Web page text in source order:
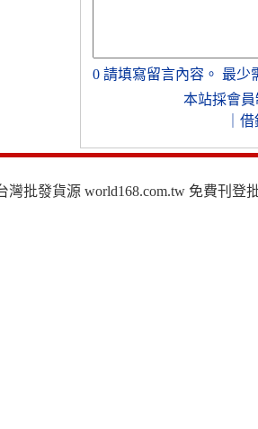
0 請填寫留言內容。 最少
本站採會員
借
灣批發貨源 world168.com.tw 免費刊登